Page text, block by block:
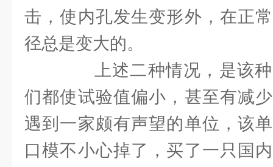
击，使内孔发生变形外，在正
径总是变大的。
上述二种情况，是该种
们都使试验值偏小，甚至有减
遇到一家颇有声望的单位，该
口模不小心掉了，买了一只国